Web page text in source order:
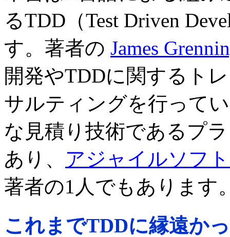
るTDD（Test Driven
す。著者の James
開発やTDDに関するト
サルティングを行って
な見積り技術であるプ
あり、 アジャイルソフ
著者の1人でもあります
これまでTDDに縁遠か